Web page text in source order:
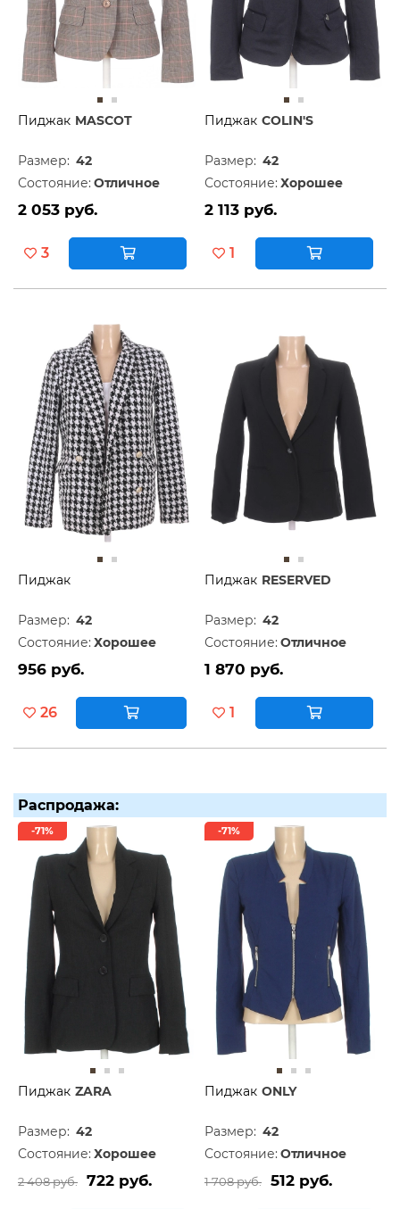
Пиджак MASCOT
Размер: 42
Состояние: Отличное
2 053 руб.
3
Пиджак COLIN'S
Размер: 42
Состояние: Хорошее
2 113 руб.
1
Пиджак
Размер: 42
Состояние: Хорошее
956 руб.
26
Пиджак RESERVED
Размер: 42
Состояние: Отличное
1 870 руб.
1
Распродажа:
-71%
Пиджак ZARA
Размер: 42
Состояние: Хорошее
2 408 руб. 722 руб.
-71%
Пиджак ONLY
Размер: 42
Состояние: Отличное
1 708 руб. 512 руб.